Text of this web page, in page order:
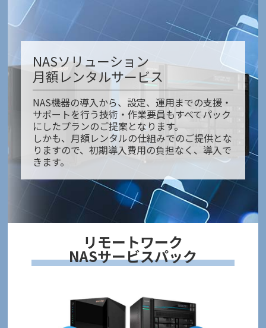
NASソリューション
月額レンタルサービス
NAS機器の導入から、設定、運用までの支援・
サポートを行う技術・作業要員もすべてパック
にしたプランのご提案となります。
しかも、月額レンタルの仕組みでのご提供とな
りますので、初期導入費用の負担なく、導入で
きます。
リモートワーク
NASサービスパック